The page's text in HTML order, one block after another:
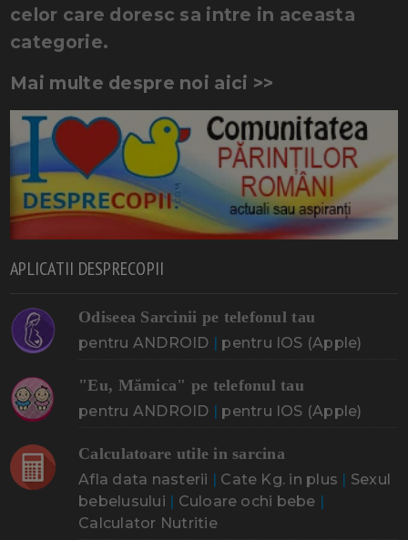
celor care doresc sa intre in aceasta
categorie.
Mai multe despre noi aici >>
APLICATII DESPRECOPII
Odiseea Sarcinii pe telefonul tau
pentru ANDROID | pentru IOS (Apple)
"Eu, Mămica" pe telefonul tau
pentru ANDROID | pentru IOS (Apple)
Calculatoare utile in sarcina
Afla data nasterii | Cate Kg. in plus | Sexul
bebelusului | Culoare ochi bebe |
Calculator Nutritie